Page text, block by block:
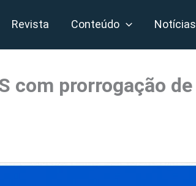
Revista Conteúdo Notícias
com prorrogação de